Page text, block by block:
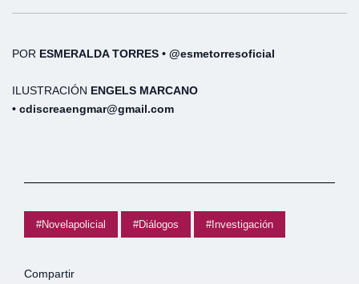
POR ESMERALDA TORRES • @esmetorresoficial
ILUSTRACIÓN ENGELS MARCANO
• cdiscreaengmar@gmail.com
#Novelapolicial #Diálogos #Investigación
Compartir